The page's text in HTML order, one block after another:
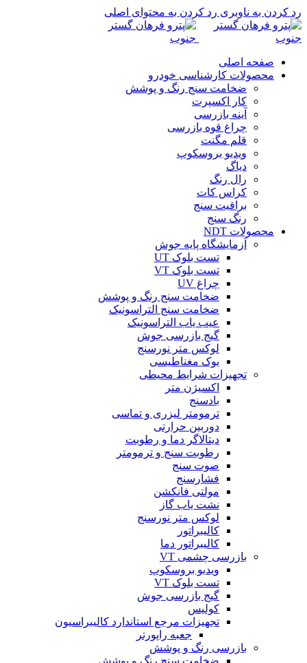
رد کردن به ناوبری رد کردن به محتوای اصلی
صفحه اصلی
محصولات کارشناسی خودرو
ضخامت سنج رنگ و پوشش
کار اکسپرت
آینه بازرسی
چراغ قوه بازرسی
قلم مگنت
ویدیو بروسکوپ
دیاگ
رال رنگ
کراس کات
براقیت سنج
رنگ سنج
محصولات NDT
آزمایشگاه پایه جوش
تست بلوک UT
تست بلوک VT
چراغ UV
ضخامت سنج رنگ و پوشش
ضخامت سنج التراسونیک
عیب یاب التراسونیک
گیج بازرسی جوش
لوکس متر نورسنج
یوک مغناطیسی
تجهیزات شرایط محیطی
اکسیژن متر
بادسنج
ترمومتر لیزری و تماسی
دوربین حرارتی
دیتالاگر دما و رطوبت
رطوبت سنج و ترمومتر
صوت سنج
فشارسنج
مولتی فانکشن
نشت یاب گاز
لوکس متر نورسنج
کالیبراتور
کالیبراتور دما
بازرسی چشمی VT
ویدیو بروسکوپ
تست بلوک VT
گیج بازرسی جوش
کولیس
تجهیزات مرجع استاندارد کالیبراسیون
جعبه راپورتر
بازرسی رنگ و پوشش
ضخامت سنج رنگ و پوشش